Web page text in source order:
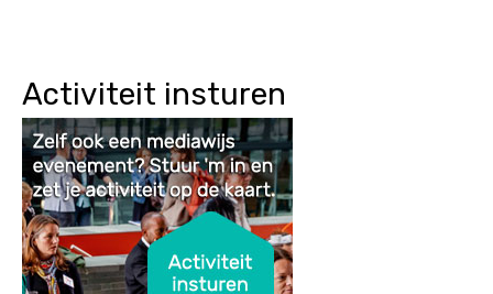
Activiteit insturen